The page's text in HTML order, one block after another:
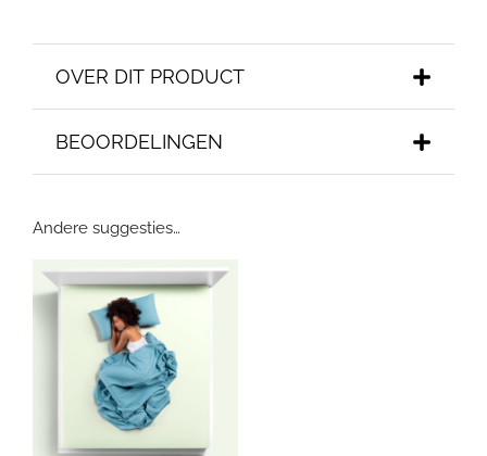
OVER DIT PRODUCT
BEOORDELINGEN
Andere suggesties…